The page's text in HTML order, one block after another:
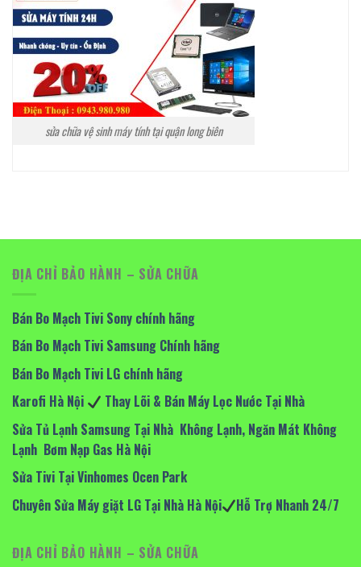
sửa chữa vệ sinh máy tính tại quận long biên
ĐỊA CHỈ BẢO HÀNH – SỬA CHỮA
Bán Bo Mạch Tivi Sony chính hãng
Bán Bo Mạch Tivi Samsung Chính hãng
Bán Bo Mạch Tivi LG chính hãng
Karofi Hà Nội
Thay Lõi & Bán Máy Lọc Nước Tại Nhà
Sửa Tủ Lạnh Samsung Tại Nhà Không Lạnh, Ngăn Mát Không
Lạnh Bơm Nạp Gas Hà Nội
Sửa Tivi Tại Vinhomes Ocen Park
Chuyên Sửa Máy giặt LG Tại Nhà Hà Nội
Hỗ Trợ Nhanh 24/7
ĐỊA CHỈ BẢO HÀNH – SỬA CHỮA